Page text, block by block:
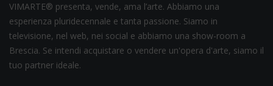
VIMARTE® presenta, vende, ama l’arte. Abbiamo una
esperienza pluridecennale e tanta passione. Siamo in
televisione, nel web, nei social e abbiamo una show-room a
Brescia. Se intendi acquistare o vendere un'opera d'arte, siamo il
tuo partner ideale.